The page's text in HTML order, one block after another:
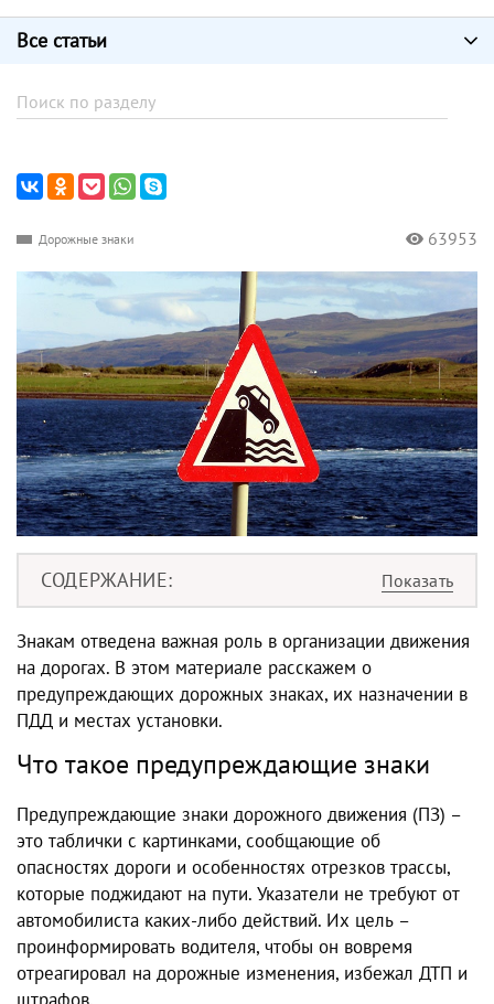
Все статьи
Дорожные знаки 63953
СОДЕРЖАНИЕ
Знакам отведена важная роль в организации движения
на дорогах. В этом материале расскажем о
предупреждающих дорожных знаках, их назначении в
ПДД и местах установки.
Что такое предупреждающие знаки
Предупреждающие знаки дорожного движения (ПЗ) –
это таблички с картинками, сообщающие об
опасностях дороги и особенностях отрезков трассы,
которые поджидают на пути. Указатели не требуют от
автомобилиста каких-либо действий. Их цель –
проинформировать водителя, чтобы он вовремя
отреагировал на дорожные изменения, избежал ДТП и